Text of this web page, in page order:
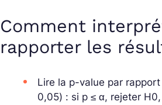
Comment
rapporter les
Lire la p-value par
0,05) : si p ≤ α, rejeter